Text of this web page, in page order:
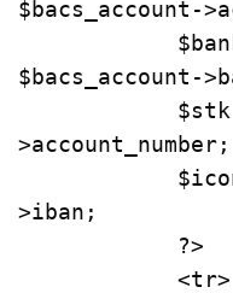
$bacs_account -
$bacs_account -
$stk
>account_number;
>iban;
?>
<tr>